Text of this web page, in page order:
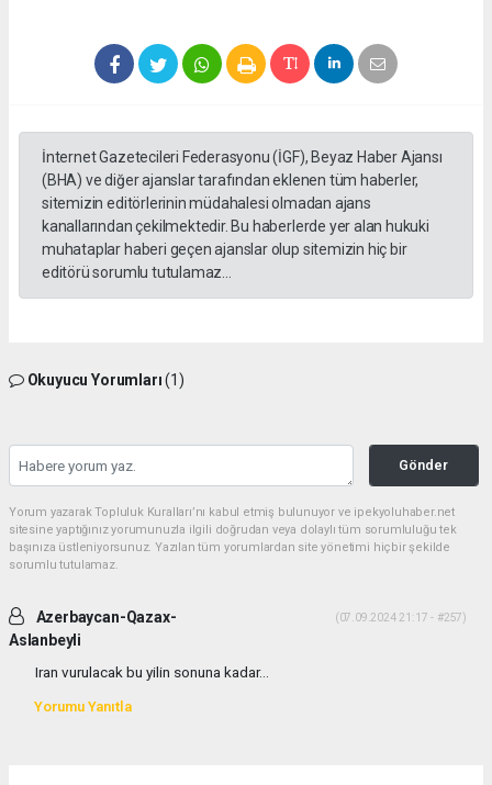
İnternet Gazetecileri Federasyonu (İGF), Beyaz Haber Ajansı
(BHA) ve diğer ajanslar tarafından eklenen tüm haberler,
sitemizin editörlerinin müdahalesi olmadan ajans
kanallarından çekilmektedir. Bu haberlerde yer alan hukuki
muhataplar haberi geçen ajanslar olup sitemizin hiç bir
editörü sorumlu tutulamaz...
Okuyucu Yorumları(1)
Gönder
Yorum yazarak Topluluk Kuralları’nı kabul etmiş bulunuyor ve ipekyoluhaber.net
sitesine yaptığınız yorumunuzla ilgili doğrudan veya dolaylı tüm sorumluluğu tek
başınıza üstleniyorsunuz. Yazılan tüm yorumlardan site yönetimi hiçbir şekilde
sorumlu tutulamaz.
Azerbaycan-Qazax-
Aslanbeyli
(07.09.2024 21:17 - #257)
Iran vurulacak bu yilin sonuna kadar...
Yorumu Yanıtla